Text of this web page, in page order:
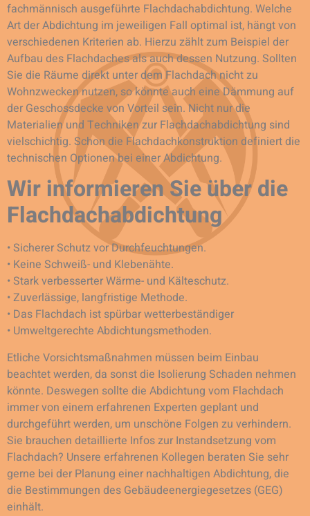
fachmännisch ausgeführte Flachdachabdichtung. Welche
Art der Abdichtung im jeweiligen Fall optimal ist, hängt von
verschiedenen Kriterien ab. Hierzu zählt zum Beispiel der
Aufbau des Flachdaches als auch dessen Nutzung. Sollten
Sie die Räume direkt unter dem Flachdach nicht zu
Wohnzwecken nutzen, so könnte auch eine Dämmung auf
der Geschossdecke von Vorteil sein. Nicht nur die
Materialien und Techniken zur Flachdachabdichtung sind
vielschichtig. Schon die Flachdachkonstruktion definiert die
technischen Optionen bei einer Abdichtung.
Wir informieren Sie über die
Flachdachabdichtung
• Sicherer Schutz vor Durchfeuchtungen.
• Keine Schweiß- und Klebenähte.
• Stark verbesserter Wärme- und Kälteschutz.
• Zuverlässige, langfristige Methode.
• Das Flachdach ist spürbar wetterbeständiger
• Umweltgerechte Abdichtungsmethoden.
Etliche Vorsichtsmaßnahmen müssen beim Einbau
beachtet werden, da sonst die Isolierung Schaden nehmen
könnte. Deswegen sollte die Abdichtung vom Flachdach
immer von einem erfahrenen Experten geplant und
durchgeführt werden, um unschöne Folgen zu verhindern.
Sie brauchen detaillierte Infos zur Instandsetzung vom
Flachdach? Unsere erfahrenen Kollegen beraten Sie sehr
gerne bei der Planung einer nachhaltigen Abdichtung, die
die Bestimmungen des Gebäudeenergiegesetzes (GEG)
einhält.